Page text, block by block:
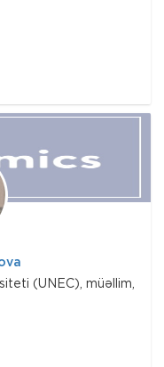
(UNEC), müəllim,